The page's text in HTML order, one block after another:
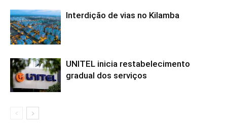
Interdição de vias no Kilamba
UNITEL inicia restabelecimento
gradual dos serviços